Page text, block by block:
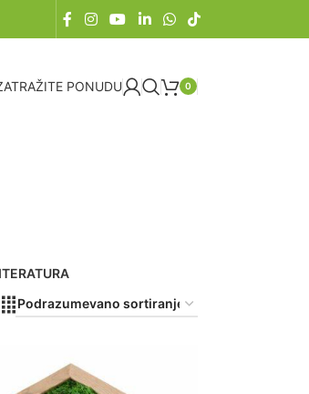
PONUDU 0